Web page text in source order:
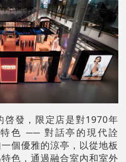
啓發，限定店是對1970年
色 ── 對話亭的現代詮
個優雅的涼亭，以從地板
色，通過融合室內和室外